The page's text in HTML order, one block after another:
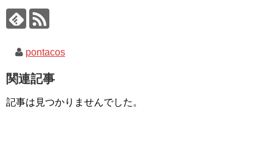
pontacos
関連記事
記事は見つかりませんでした。